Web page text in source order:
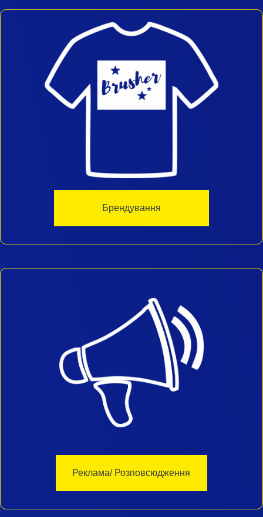
Брендування
Реклама/ Розповсюдження